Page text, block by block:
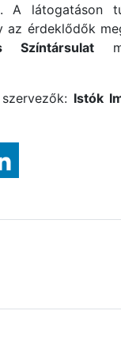
A látogatáson
az érdeklődők
Színtársulat
Istók